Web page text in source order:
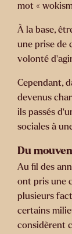
mot «
À la base,
une prise de
volonté
Cependant,
devenus
ils passés
sociales à
Du
Au fil des
ont pris une
plusieurs
certains
considèrent